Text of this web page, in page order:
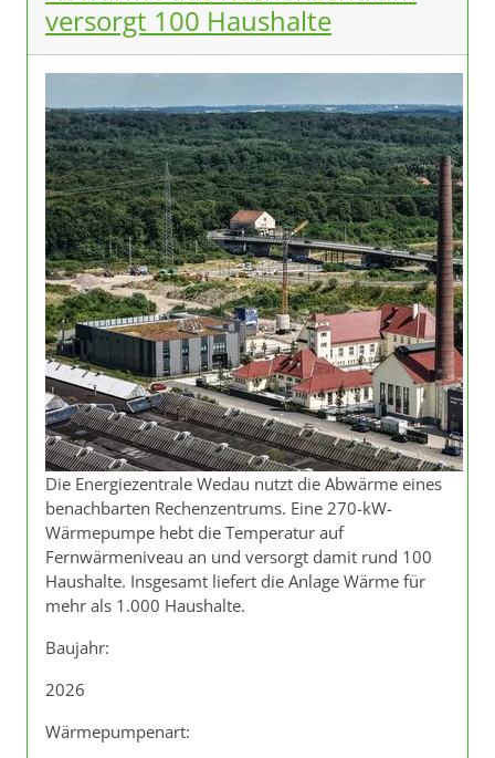
versorgt 100 Haushalte
Die Energiezentrale Wedau nutzt die Abwärme eines
benachbarten Rechenzentrums. Eine 270-kW-
Wärmepumpe hebt die Temperatur auf
Fernwärmeniveau an und versorgt damit rund 100
Haushalte. Insgesamt liefert die Anlage Wärme für
mehr als 1.000 Haushalte.
Baujahr:
2026
Wärmepumpenart: